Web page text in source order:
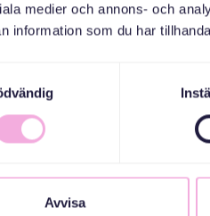
medier och annons- och
information som du har
Avvisa